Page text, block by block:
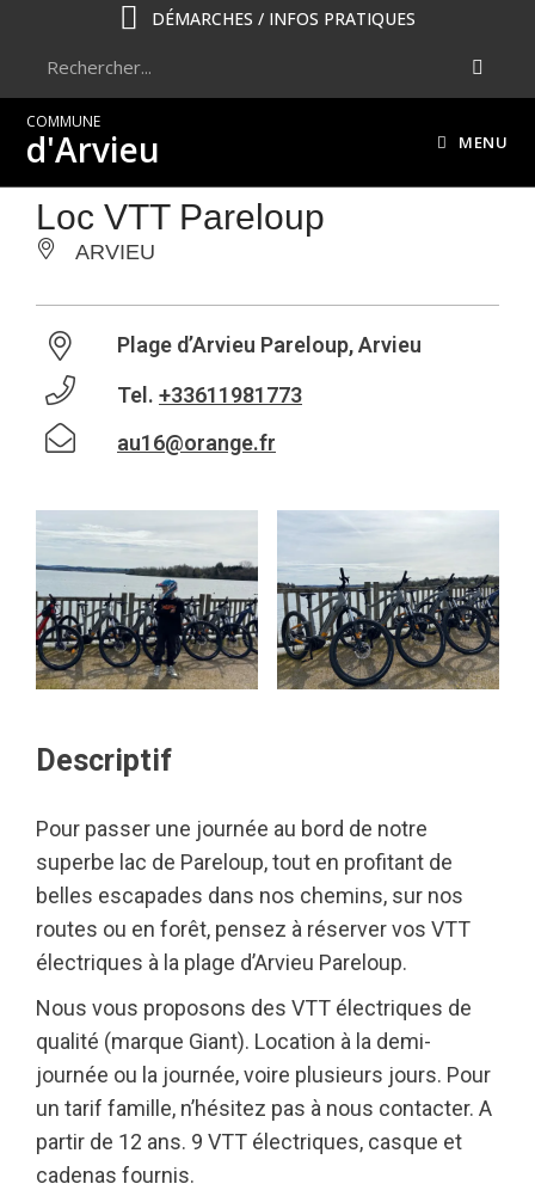
DÉMARCHES / INFOS PRATIQUES
COMMUNE
d'Arvieu MENU
Loc VTT Pareloup
ARVIEU
Plage d’Arvieu Pareloup, Arvieu
Tel. +33611981773
au16@orange.fr
Descriptif
Pour passer une journée au bord de notre
superbe lac de Pareloup, tout en profitant de
belles escapades dans nos chemins, sur nos
routes ou en forêt, pensez à réserver vos VTT
électriques à la plage d’Arvieu Pareloup.
Nous vous proposons des VTT électriques de
qualité (marque Giant). Location à la demi-
journée ou la journée, voire plusieurs jours. Pour
un tarif famille, n’hésitez pas à nous contacter. A
partir de 12 ans. 9 VTT électriques, casque et
cadenas fournis.